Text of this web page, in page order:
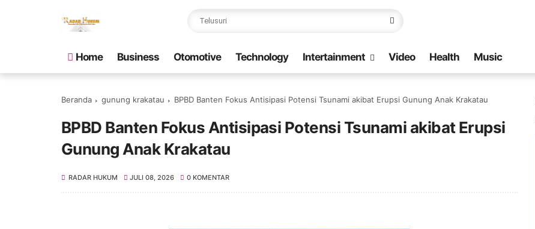
Home Business Otomotive Technology Intertainment Video Health Music
Beranda gunung krakatau BPBD Banten Fokus Antisipasi Potensi Tsunami akibat Erupsi Gunung Anak Krakatau
BPBD Banten Fokus Antisipasi Potensi Tsunami akibat Erupsi
Gunung Anak Krakatau
RADAR HUKUM JULI 08, 2026 0 KOMENTAR